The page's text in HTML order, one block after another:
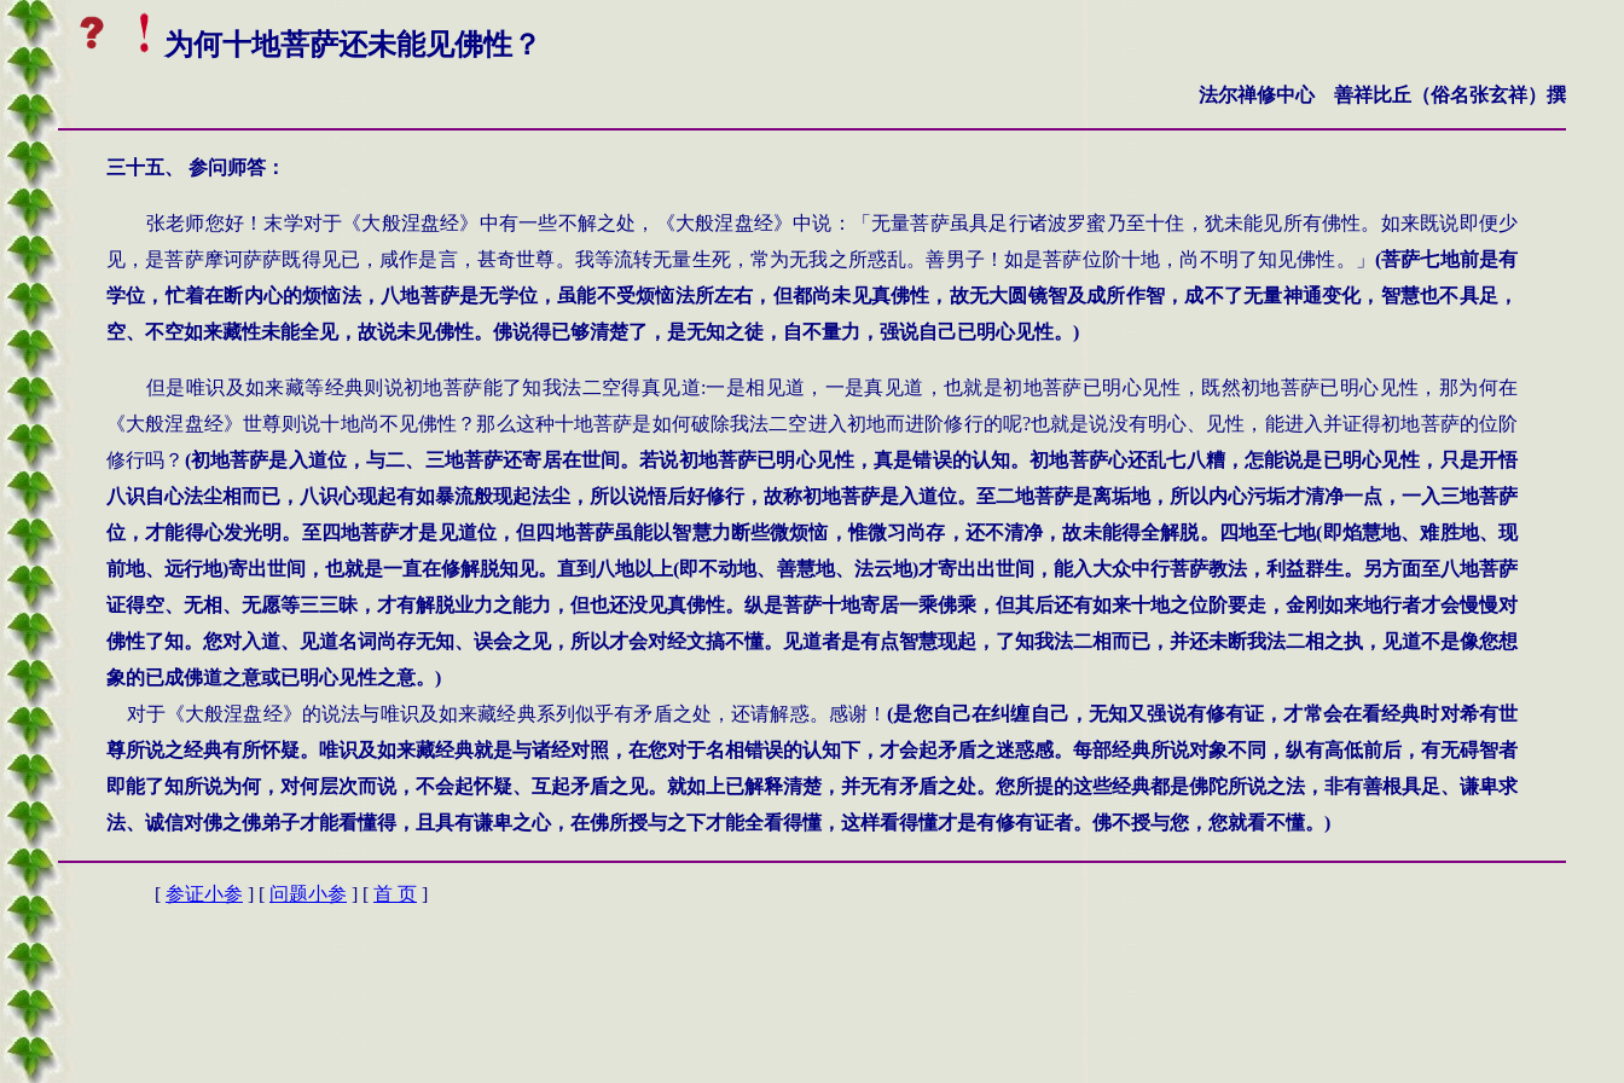
为何十地菩萨还未能见佛性？
法尔禅修中心 善祥比丘（俗名张玄祥）撰
三十五、 参问师答 ：
张老师您好！末学对于《大般涅盘经》中有一些不解之处，《大般涅盘经》中说：「无量菩萨虽具足行诸波罗蜜乃至十住，犹未能见所有佛性。如来既说即便少
见，是菩萨摩诃萨萨既得见已，咸作是言，甚奇世尊。我等流转无量生死，常为无我之所惑乱。善男子！如是菩萨位阶十地，尚不明了知见佛性。」 (菩萨七地前是有
学位，忙着在断内心的烦恼法，八地菩萨是无学位，虽能不受烦恼法所左右，但都尚未见真佛性，故无大圆镜智及成所作智，成不了无量神通变化，智慧也不具足，
空、不空如来藏性未能全见，故说未见佛性。佛说得已够清楚了，是无知之徒，自不量力，强说自己已明心见性。 )
但是唯识及如来藏等经典则说初地菩萨能了知我法二空得真见道:一是相见道，一是真见道，也就是初地菩萨已明心见性，既然初地菩萨已明心见性，那为何在
《大般涅盘经》世尊则说十地尚不见佛性？那么这种十地菩萨是如何破除我法二空进入初地而进阶修行的呢?也就是说没有明心、见性，能进入并证得初地菩萨的位阶
修行吗？ (初地菩萨是入道位，与二、三地菩萨还寄居在世间。若说初地菩萨已明心见性，真是错误的认知。初地菩萨心还乱七八糟，怎能说是已明心见性，只是开悟
八识自心法尘相而已，八识心现起有如暴流般现起法尘，所以说悟后好修行，故称初地菩萨是入道位。至二地菩萨是离垢地，所以内心污垢才清净一点，一入三地菩萨
位，才能得心发光明。至四地菩萨才是见道位，但四地菩萨虽能以智慧力断些微烦恼，惟微习尚存，还不清净，故未能得全解脱。四地至七地(即焰慧地、难胜地、现
前地、远行地)寄出世间，也就是一直在修解脱知见。直到八地以上(即不动地、善慧地、法云地)才寄出出世间，能入大众中行菩萨教法，利益群生。另方面至八地菩萨
证得空、无相、无愿等三三昧，才有解脱业力之能力，但也还没见真佛性。纵是菩萨十地寄居一乘佛乘，但其后还有如来十地之位阶要走，金刚如来地行者才会慢慢对
佛性了知。您对入道、见道名词尚存无知、误会之见，所以才会对经文搞不懂。见道者是有点智慧现起，了知我法二相而已，并还未断我法二相之执，见道不是像您想
象的已成佛道之意或已明心见性之意。 )
对于《大般涅盘经》的说法与唯识及如来藏经典系列似乎有矛盾之处，还请解惑。感谢！(是您自己在纠缠自己，无知又强说有修有证，才常会在看经典时对希有世
尊所说之经典有所怀疑。唯识及如来藏经典就是与诸经对照，在您对于名相错误的认知下，才会起矛盾之迷惑感。每部经典所说对象不同，纵有高低前后，有无碍智者
即能了知所说为何，对何层次而说，不会起怀疑、互起矛盾之见。就如上已解释清楚，并无有矛盾之处。您所提的这些经典都是佛陀所说之法，非有善根具足、谦卑求
法、诚信对佛之佛弟子才能看懂得，且具有谦卑之心，在佛所授与之下才能全看得懂，这样看得懂才是有修有证者。佛不授与您，您就看不懂。 )
[ 参证小参 ] [ 问题小参 ] [ 首 页 ]